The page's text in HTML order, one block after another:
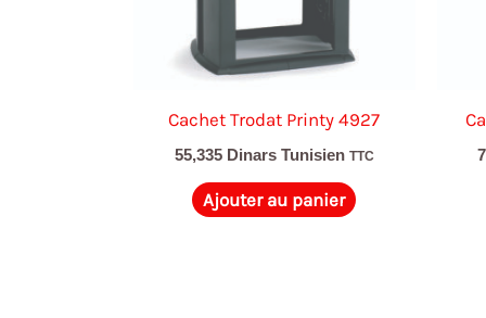
Cachet Trodat Printy 4927
55,335 Dinars Tunisien TTC
Ajouter au panier